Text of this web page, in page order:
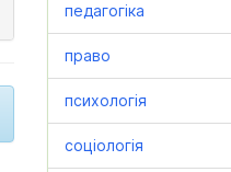
педагогіка
право
психологія
соціологія